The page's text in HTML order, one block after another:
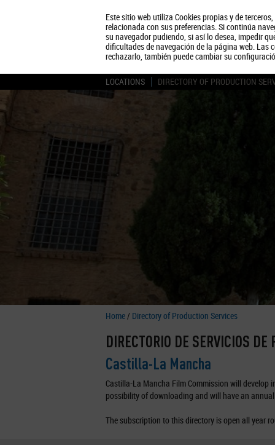
Este sitio web utiliza Cookies propias y de
relacionada con sus preferencias. Si continúa
su navegador pudiendo, si así lo desea, impedir
dificultades de navegación de la página web. Las
rechazarlo, también puede cambiar su
LOCATIONS DIRECTORY OF PRODUCTION
Home/ Directory of Production Services
DIRECTORIO DE SERVICIOS DE
Castilla-La Mancha
Castilla-La Mancha Film Commission will
possibility of downloading and will have an
The subscription to this directory is open all year